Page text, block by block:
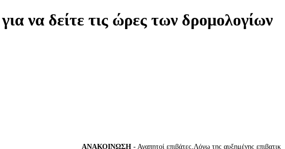
να δείτε τις ώρες των δρομολογίων
ΑΝΑΚΟΙΝΩΣΗ- Αγαπητοί επιβάτες,Λόγω της αυξημένης επιβατικής